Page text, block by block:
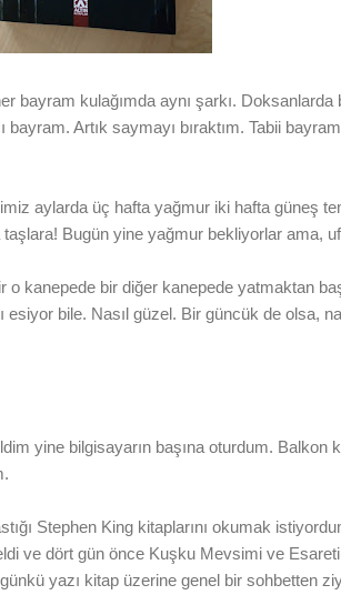
bayram kulağımda aynı şarkı.
Artık saymayı bıraktım. Tabii
aylarda üç hafta yağmur iki hafta güneş
Bugün yine yağmur bekliyorlar ama,
o kanepede bir diğer kanepede yatmaktan
esiyor bile. Nasıl güzel. Bir güncük de olsa,
yine bilgisayarın başına oturdum. Balkon
Stephen King kitaplarını okumak
ve dört gün önce Kuşku Mevsimi ve
yazı kitap üzerine genel bir sohbetten